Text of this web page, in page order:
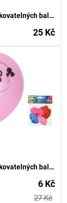
Sada 5 nafukovatelných balónků o průměru 30 cm - číslo dva
25 Kč
Sada 5 nafukovatelných balónků o průměru 30 cm, s motivem číslo 18
6 Kč
27 Kč